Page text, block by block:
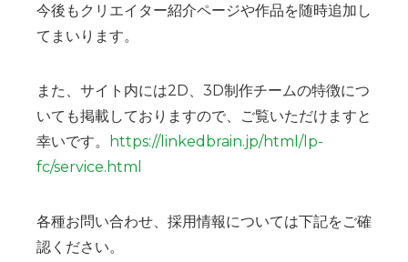
今後もクリエイター紹介ページや作品を随時追加し
てまいります。
また、サイト内には2D、3D制作チームの特徴につ
いても掲載しておりますので、ご覧いただけますと
幸いです。
https://linkedbrain.jp/html/lp-
fc/service.html
各種お問い合わせ、採用情報については下記をご確
認ください。